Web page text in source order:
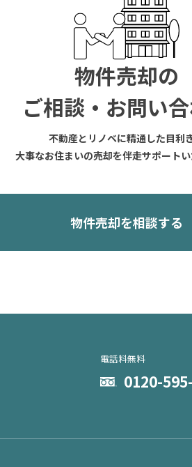
物件売却の
ご相談・お問い
不動産とリノベに精通した目利
大事なお住まいの売却を伴走サポートい
物件売却を相談する
電話料無料
0120-